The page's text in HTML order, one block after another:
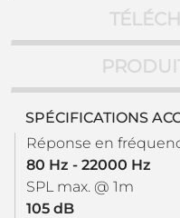
SPÉCIFICATIONS
Réponse en
80 Hz - 22000 Hz
SPL max. @ 1m
105 dB